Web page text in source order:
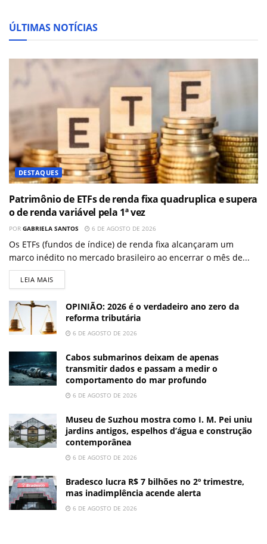
ÚLTIMAS NOTÍCIAS
DESTAQUES
Patrimônio de ETFs de renda fixa quadruplica e supera
o de renda variável pela 1ª vez
POR GABRIELA SANTOS 6 DE AGOSTO DE 2026
Os ETFs (fundos de índice) de renda fixa alcançaram um
marco inédito no mercado brasileiro ao encerrar o mês de...
LEIA MAIS
OPINIÃO: 2026 é o verdadeiro ano zero da
reforma tributária
6 DE AGOSTO DE 2026
Cabos submarinos deixam de apenas
transmitir dados e passam a medir o
comportamento do mar profundo
6 DE AGOSTO DE 2026
Museu de Suzhou mostra como I. M. Pei uniu
jardins antigos, espelhos d’água e construção
contemporânea
6 DE AGOSTO DE 2026
Bradesco lucra R$ 7 bilhões no 2º trimestre,
mas inadimplência acende alerta
6 DE AGOSTO DE 2026